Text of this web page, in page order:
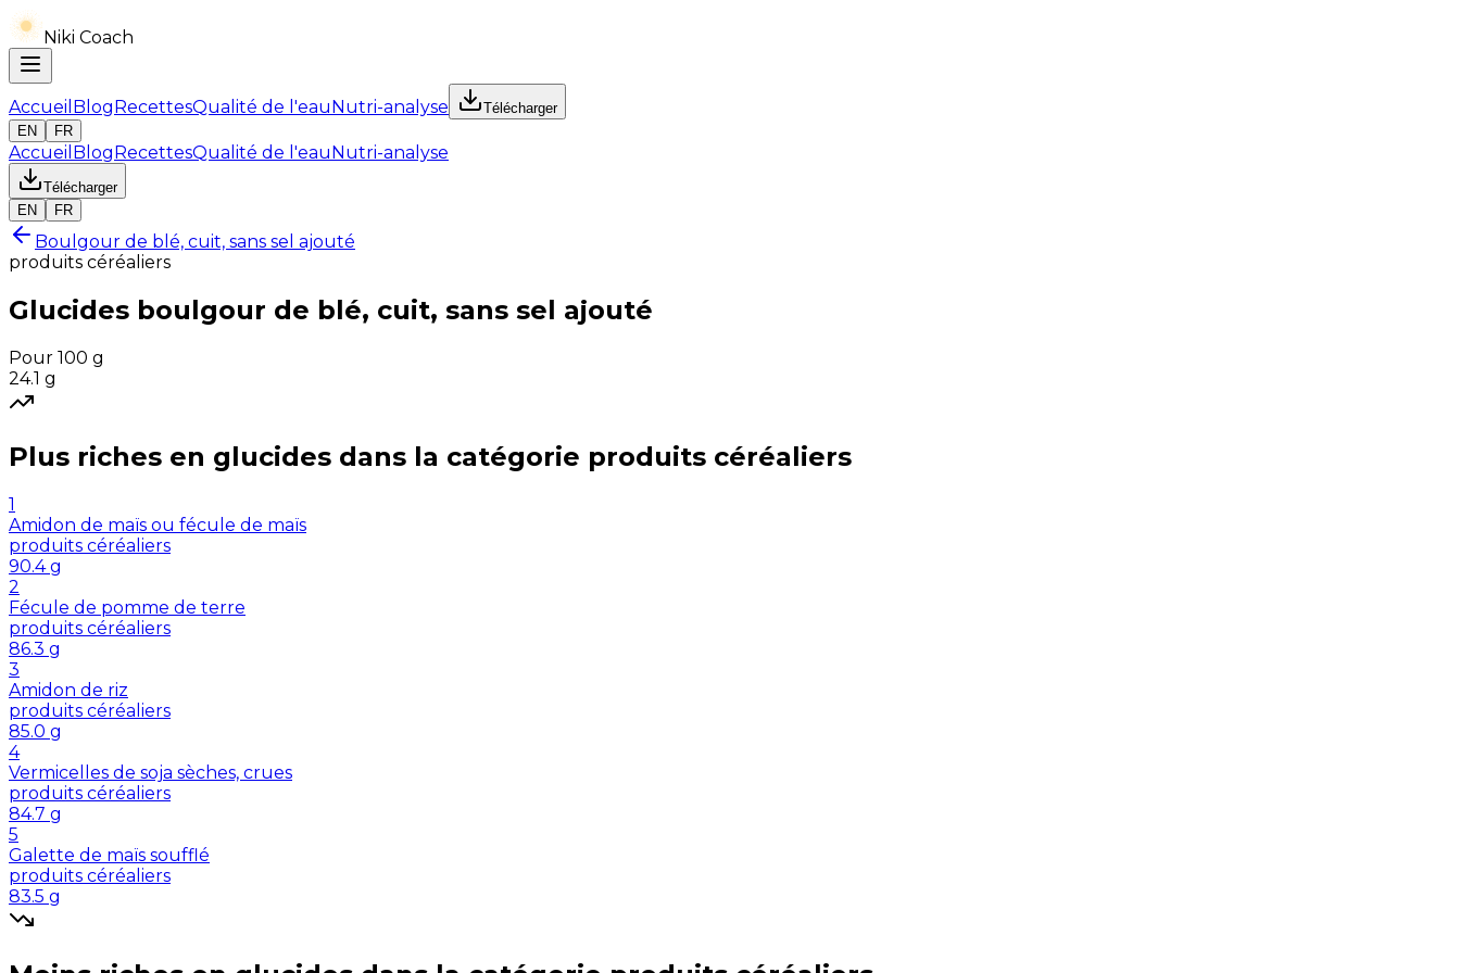
Niki Coach
Accueil BlogRecettesQualité de l'eauNutri-analyse
Télécharger
EN
FR
Accueil BlogRecettesQualité de l'eauNutri-analyse
Télécharger
EN
FR
Boulgour de blé, cuit, sans sel ajouté
produits céréaliers
Glucides boulgour de blé, cuit, sans sel ajouté
Pour 100 g
24.1 g
Plus riches en glucides dans la catégorie produits céréaliers
1
Amidon de maïs ou fécule de maïs
produits céréaliers
90.4 g
2
Fécule de pomme de terre
produits céréaliers
86.3 g
3
Amidon de riz
produits céréaliers
85.0 g
4
Vermicelles de soja sèches, crues
produits céréaliers
84.7 g
5
Galette de maïs soufflé
produits céréaliers
83.5 g